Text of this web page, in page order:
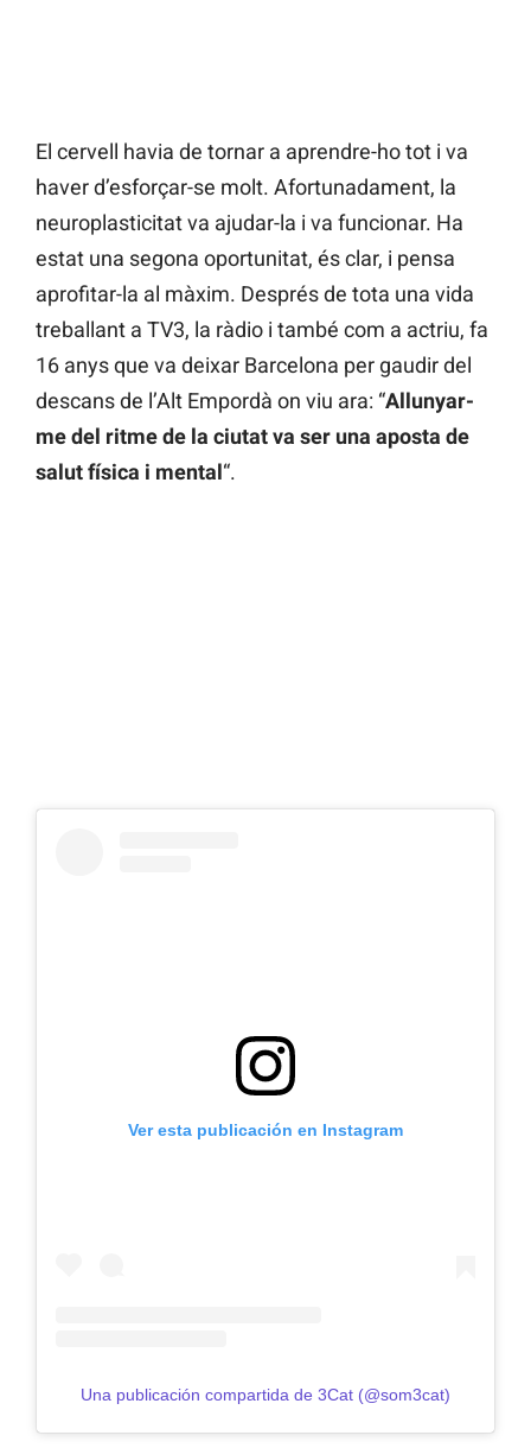
El cervell havia de tornar a aprendre-ho tot i va
haver d’esforçar-se molt. Afortunadament, la
neuroplasticitat va ajudar-la i va funcionar. Ha
estat una segona oportunitat, és clar, i pensa
aprofitar-la al màxim. Després de tota una vida
treballant a TV3, la ràdio i també com a actriu, fa
16 anys que va deixar Barcelona per gaudir del
descans de l’Alt Empordà on viu ara: “Allunyar-
me del ritme de la ciutat va ser una aposta de
salut física i mental“.
Ver esta publicación en Instagram
Una publicación compartida de 3Cat (@som3cat)